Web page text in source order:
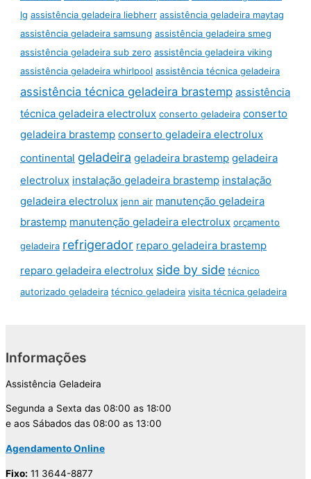
lg assistência geladeira liebherr assistência geladeira maytag
assistência geladeira samsung assistência geladeira smeg
assistência geladeira sub zero assistência geladeira viking
assistência geladeira whirlpool assistência técnica geladeira
assistência técnica geladeira brastemp assistência
técnica geladeira electrolux conserto geladeira conserto
geladeira brastemp conserto geladeira electrolux
continental geladeira geladeira brastemp geladeira
electrolux instalação geladeira brastemp instalação
geladeira electrolux jenn air manutenção geladeira
brastemp manutenção geladeira electrolux orçamento
geladeira refrigerador reparo geladeira brastemp
reparo geladeira electrolux side by side técnico
autorizado geladeira técnico geladeira visita técnica geladeira
Informações
Assistência Geladeira
Segunda a Sexta das 08:00 as 18:00
e aos Sábados das 08:00 as 13:00
Agendamento Online
Fixo: 11 3644-8877